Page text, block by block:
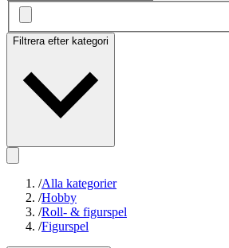
Filtrera efter kategori
/Alla kategorier
/Hobby
/Roll- & figurspel
/Figurspel